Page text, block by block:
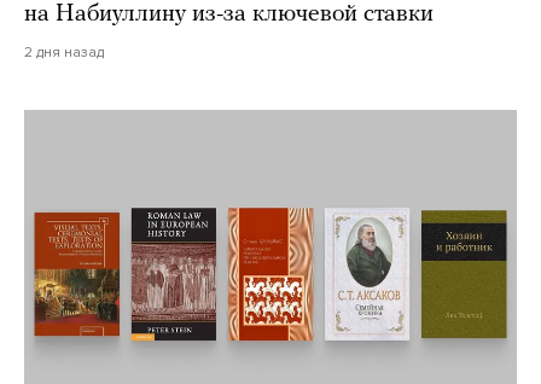
на Набиуллину из-за ключевой ставки
2 дня назад